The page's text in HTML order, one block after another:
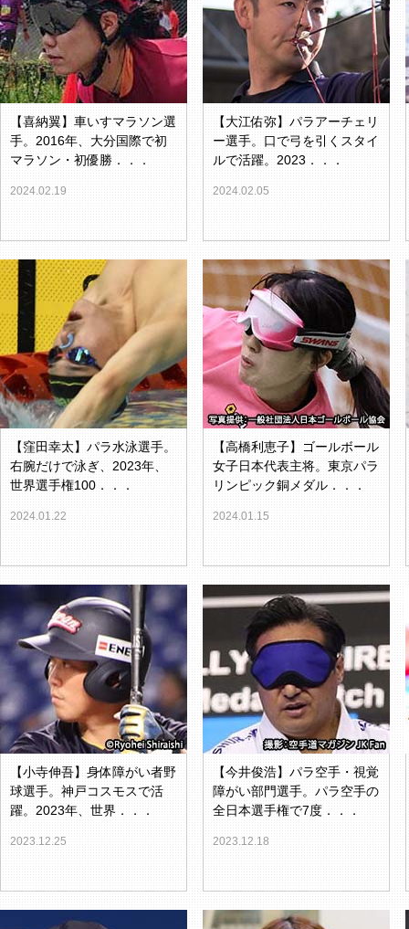
【喜納翼】車いすマラソン選
手。2016年、大分国際で初
マラソン・初優勝．．．
2024.02.19
【大江佑弥】パラアーチェリ
ー選手。口で弓を引くスタイ
ルで活躍。2023．．．
2024.02.05
【窪田幸太】パラ水泳選手。
右腕だけで泳ぎ、2023年、
世界選手権100．．．
2024.01.22
【高橋利恵子】ゴールボール
女子日本代表主将。東京パラ
リンピック銅メダル．．．
2024.01.15
【小寺伸吾】身体障がい者野
球選手。神戸コスモスで活
躍。2023年、世界．．．
2023.12.25
【今井俊浩】パラ空手・視覚
障がい部門選手。パラ空手の
全日本選手権で7度．．．
2023.12.18